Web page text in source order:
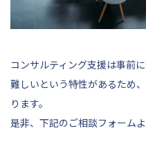
コンサルティング支援は事前
難しいという特性があるため
ります。
是非、 下記のご相談フォーム